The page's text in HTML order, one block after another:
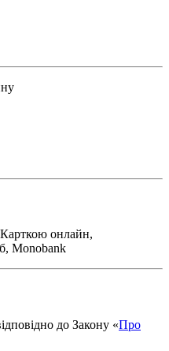
онлайн,
Monobank
до Закону «Про